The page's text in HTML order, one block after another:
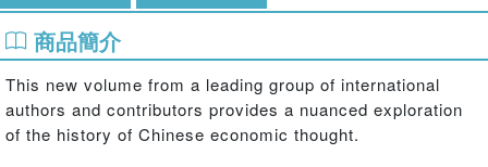
商品簡介
This new volume from a leading group of international
authors and contributors provides a nuanced exploration
of the history of Chinese economic thought.